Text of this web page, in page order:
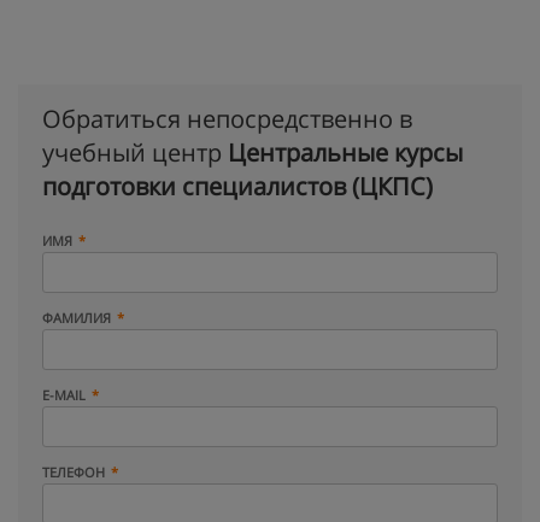
Обратиться непосредственно в
учебный центр Центральные курсы
подготовки специалистов (ЦКПС)
ИМЯ
ФАМИЛИЯ
E-MAIL
ТЕЛЕФОН